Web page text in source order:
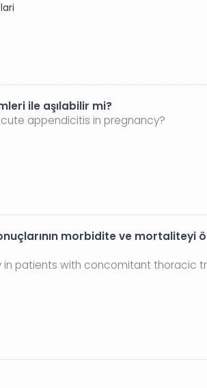
ile aşılabilir mi?
appendicitis in pregnancy?
morbidite ve mortaliteyi
in patients with concomitant thoracic